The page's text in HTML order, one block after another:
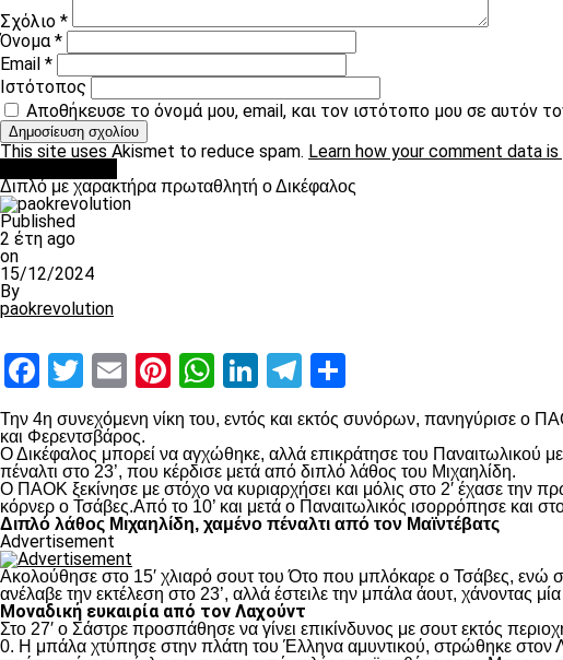
Σχόλιο *
Όνομα*
Email *
Ιστότοπος
Αποθήκευσε το όνομά μου, email, και τον ιστότοπο μου σε αυτόν
This site uses Akismet to reduce spam. Learn how your comment data
Διπλό με χαρακτήρα πρωταθλητή ο Δικέφαλος
Published
2 έτη ago
on
15/12/2024
By
paokrevolution
Facebook
Twitter
EmailPinterest
WhatsApp
LinkedIn
Telegram
Την 4η συνεχόμενη νίκη του, εντός και εκτός συνόρων, πανηγύρισε ο
και Φερεντσβάρος.
Ο Δικέφαλος μπορεί να αγχώθηκε, αλλά επικράτησε του Παναιτωλικού
πέναλτι στο 23’, που κέρδισε μετά από διπλό λάθος του Μιχαηλίδη.
Ο ΠΑΟΚ ξεκίνησε με στόχο να κυριαρχήσει και μόλις στο 2′ έχασε την
κόρνερ ο Τσάβες.Από το 10’ και μετά ο Παναιτωλικός ισορρόπησε και
Διπλό λάθος Μιχαηλίδη, χαμένο πέναλτι από τον Μαϊντέβατς
Advertisement
Ακολούθησε στο 15′ χλιαρό σουτ του Ότο που μπλόκαρε ο Τσάβες, ενώ
ανέλαβε την εκτέλεση στο 23’, αλλά έστειλε την μπάλα άουτ, χάνοντας
Μοναδική ευκαιρία από τον Λαχούντ
Στο 27′ ο Σάστρε προσπάθησε να γίνει επικίνδυνος με σουτ εκτός
0. Η μπάλα χτύπησε στην πλάτη του Έλληνα αμυντικού, στρώθηκε στον